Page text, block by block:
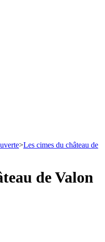
>Les cimes du château de
de Valon